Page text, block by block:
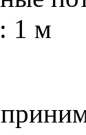
1 м